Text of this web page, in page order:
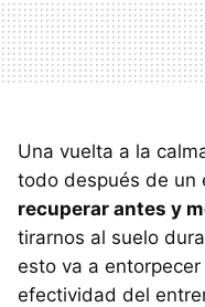
Una vuelta a la
todo después de un
recuperar antes y
tirarnos al suelo
esto va a
efectividad del